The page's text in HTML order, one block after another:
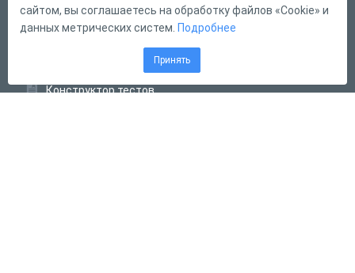
Форма обратной связи
Конструктор тестов
сайтом, вы соглашаетесь на обработку файлов «Cookie» и
данных метрических систем. Подробнее
Принять